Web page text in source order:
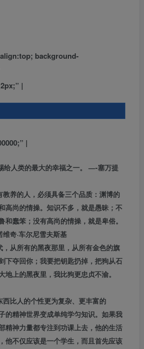
background-
|
|
给人类的最大的幸福之一。 —-塞万提
教养的人，必须具备三个品质：渊博的
高尚的情操。知识不多，就是愚昧；不
和蠢笨；没有高尚的情操，就是卑俗。
奇·车尔尼雪夫斯基
，从所有的黑夜那里，从所有金色的旗
下夺回你；我要把钥匙扔掉，把狗从石
地上的黑夜里，我比狗更忠贞不渝。
西比人的个性更为复杂、更丰富的
精神世界变成单纯学匀知识。如果我
精神力量都专注到功课上去，他的生活
他不仅应该是一个学生，而且首先应该